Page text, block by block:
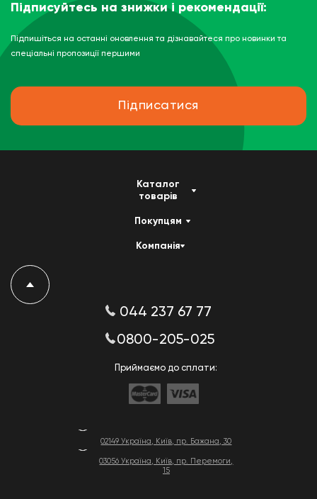
Підписуйтесь на знижки і рекомендації:
Підпишіться на останні оновлення та дізнавайтеся про новинки та
спеціальні пропозиції першими
Підписатися
02149 Україна, Київ, пр. Бажана, 30
03056 Україна, Київ, пр. Перемоги,
15
Каталог
товарів
Покупцям
Компанія
044 237 67 77
0800-205-025
Приймаємо до сплати: